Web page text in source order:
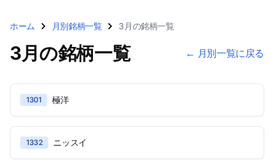
ホーム 月別銘柄一覧 3月の銘柄一覧
3月の銘柄一覧 ← 月別一覧に戻る
1301 極洋
1332 ニッスイ